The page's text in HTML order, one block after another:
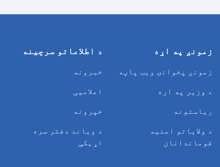
زمونږ په اړه
زمونږ پخوانۍ ویب پاڼه
د وزیر په اره
ریاستونه
د ولایاتو امنیه
قوماندانان
د اطلاعاتو سرچینه
خبرونه
اعلامیی
خپرونه
د وياند دفتر سره
اړیکې